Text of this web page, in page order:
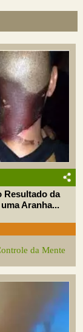
Resultado da
Aranha...
da Mente